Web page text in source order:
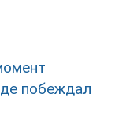
побеждал